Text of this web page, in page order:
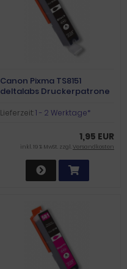
Canon Pixma TS8151
deltalabs Druckerpatrone
Lieferzeit:1 - 2 Werktage*
1,95 EUR
inkl. 19 % MwSt. zzgl.Versandkosten